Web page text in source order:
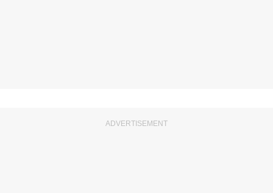
ADVERTISEMENT